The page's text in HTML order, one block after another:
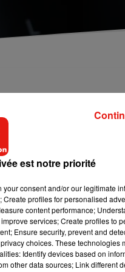
corps a été découvert
burn out au
de médecins
administrative. Hier
s’est donné la
au printemps et était de
est notre priorité
consent and/or our legitimate
profiles for personalised
content performance;
services; Create profiles to
Ensure security, prevent and
choices. These technologies
Identify devices based on
other data sources; Link different